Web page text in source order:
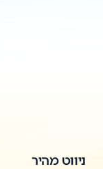
ניווט מהיר